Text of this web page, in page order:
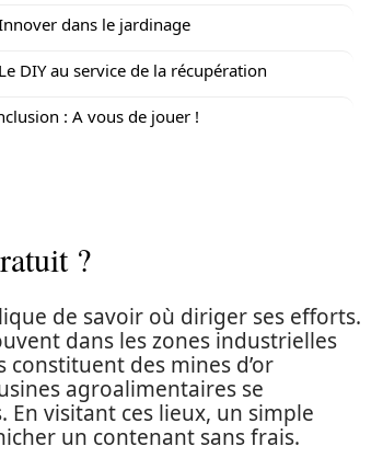
dans le jardinage
Le DIY au service de la récupération
: A vous de jouer !
?
de savoir où diriger ses efforts.
dans les zones industrielles
des mines d’or
agroalimentaires se
visitant ces lieux, un simple
un contenant sans frais.